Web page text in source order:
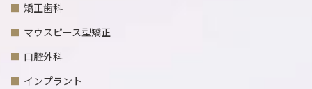
矯正歯科
マウスピース型矯正
口腔外科
インプラント